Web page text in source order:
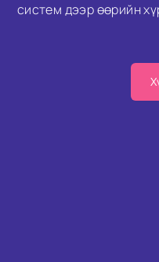
систем дээр өөрийн